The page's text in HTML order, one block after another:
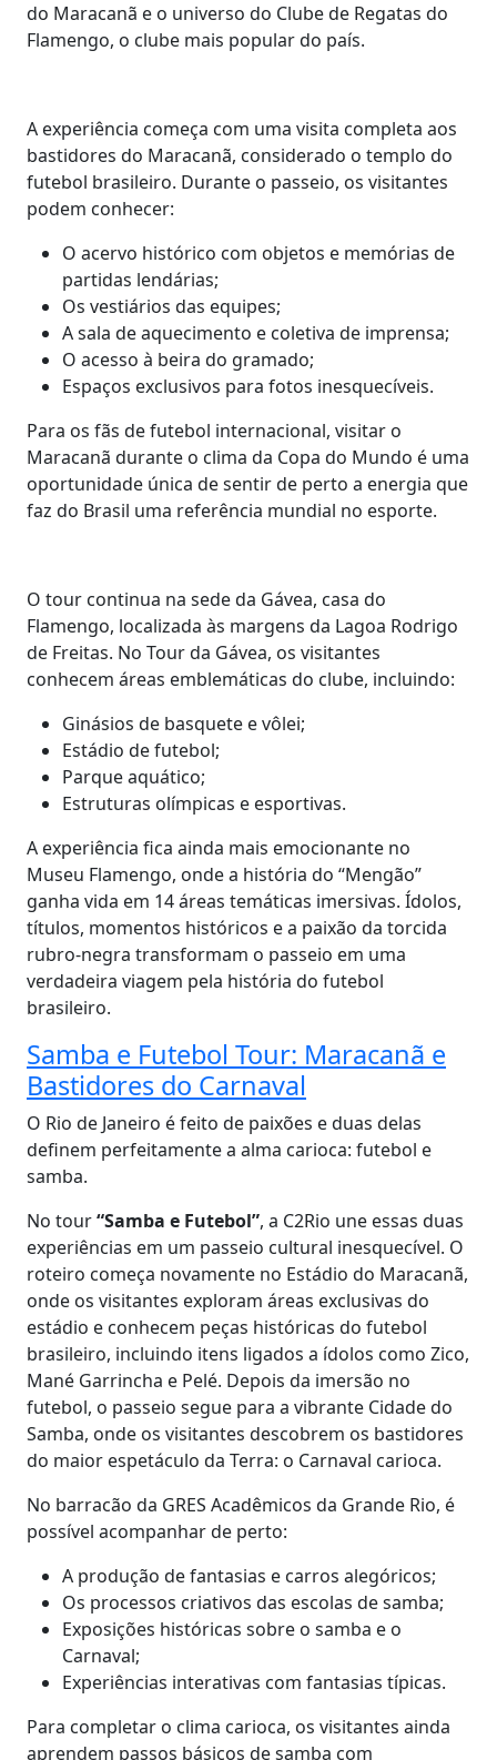
do Maracanã e o universo do Clube de Regatas do
Flamengo, o clube mais popular do país.
A experiência começa com uma visita completa aos
bastidores do Maracanã, considerado o templo do
futebol brasileiro. Durante o passeio, os visitantes
podem conhecer:
O acervo histórico com objetos e memórias de
partidas lendárias;
Os vestiários das equipes;
A sala de aquecimento e coletiva de imprensa;
O acesso à beira do gramado;
Espaços exclusivos para fotos inesquecíveis.
Para os fãs de futebol internacional, visitar o
Maracanã durante o clima da Copa do Mundo é uma
oportunidade única de sentir de perto a energia que
faz do Brasil uma referência mundial no esporte.
O tour continua na sede da Gávea, casa do
Flamengo, localizada às margens da Lagoa Rodrigo
de Freitas. No Tour da Gávea, os visitantes
conhecem áreas emblemáticas do clube, incluindo:
Ginásios de basquete e vôlei;
Estádio de futebol;
Parque aquático;
Estruturas olímpicas e esportivas.
A experiência fica ainda mais emocionante no
Museu Flamengo, onde a história do “Mengão”
ganha vida em 14 áreas temáticas imersivas. Ídolos,
títulos, momentos históricos e a paixão da torcida
rubro-negra transformam o passeio em uma
verdadeira viagem pela história do futebol
brasileiro.
Samba e Futebol Tour: Maracanã e
Bastidores do Carnaval
O Rio de Janeiro é feito de paixões e duas delas
definem perfeitamente a alma carioca: futebol e
samba.
No tour“Samba e Futebol”, a C2Rio une essas duas
experiências em um passeio cultural inesquecível. O
roteiro começa novamente no Estádio do Maracanã,
onde os visitantes exploram áreas exclusivas do
estádio e conhecem peças históricas do futebol
brasileiro, incluindo itens ligados a ídolos como Zico,
Mané Garrincha e Pelé. Depois da imersão no
futebol, o passeio segue para a vibrante Cidade do
Samba, onde os visitantes descobrem os bastidores
do maior espetáculo da Terra: o Carnaval carioca.
No barracão da GRES Acadêmicos da Grande Rio, é
possível acompanhar de perto:
A produção de fantasias e carros alegóricos;
Os processos criativos das escolas de samba;
Exposições históricas sobre o samba e o
Carnaval;
Experiências interativas com fantasias típicas.
Para completar o clima carioca, os visitantes ainda
aprendem passos básicos de samba com